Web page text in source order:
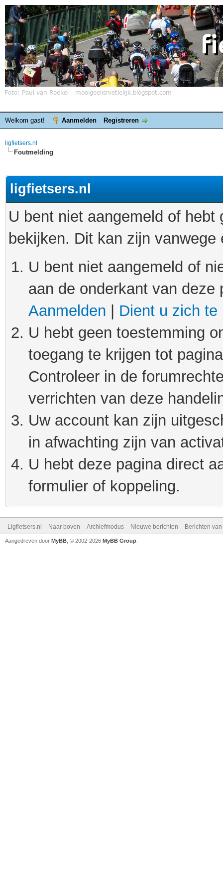
Welkom gast! Aanmelden Registreren
ligfietsers.nl
Foutmelding
ligfietsers.nl
U bent niet aangemeld of
bekijken. Dit kan zijn
U bent niet aangemeld of
aan de onderkant van
Aanmelden
Dient u zich te
U hebt geen toestemming
toegang te krijgen tot
Controleer in de
verrichten van deze
Uw account kan zijn
in afwachting zijn van
U hebt deze pagina direct
formulier of koppeling.
Ligfietsers.nl Naar boven Archiefmodus Nieuwe berichten Berichten
Aangedreven door MyBB , © 2002-2026 MyBB Group